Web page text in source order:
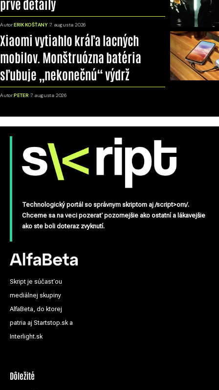
prvé detaily
Autor:ERIK KOŠŤANY 7. augusta 2026
Xiaomi vytiahlo kráľa lacných
mobilov. Monštruózna batéria
sľubuje „nekonečnú“ výdrž
Autor:PETER 7. augusta 2026
Technologický portál so správnym skriptom aj /script>om/.
Chceme sa na veci pozerať pozornejšie ako ostatní a lákavejšie
ako ste boli doteraz zvyknutí.
Skript je súčasťou
mediálnej skupiny
AlfaBeta, do ktorej
patria aj Startstop.sk a
Interlight.sk
Dôležité